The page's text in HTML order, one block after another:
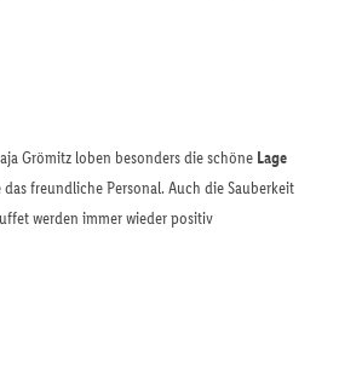
Grömitz loben besonders die schöne Lage
freundliche Personal. Auch die Sauberkeit
werden immer wieder positiv